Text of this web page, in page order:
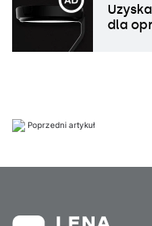
dla
Poprzedni artykuł